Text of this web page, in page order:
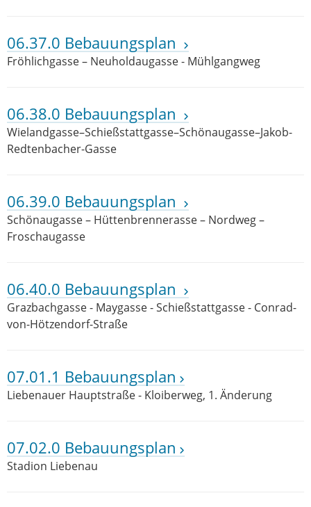
06.37.0 Bebauungsplan
Fröhlichgasse – Neuholdaugasse - Mühlgangweg
06.38.0 Bebauungsplan
Wielandgasse–Schießstattgasse–Schönaugasse–Jakob-
Redtenbacher-Gasse
06.39.0 Bebauungsplan
Schönaugasse – Hüttenbrennerasse – Nordweg –
Froschaugasse
06.40.0 Bebauungsplan
Grazbachgasse - Maygasse - Schießstattgasse - Conrad-
von-Hötzendorf-Straße
07.01.1 Bebauungsplan
Liebenauer Hauptstraße - Kloiberweg, 1. Änderung
07.02.0 Bebauungsplan
Stadion Liebenau